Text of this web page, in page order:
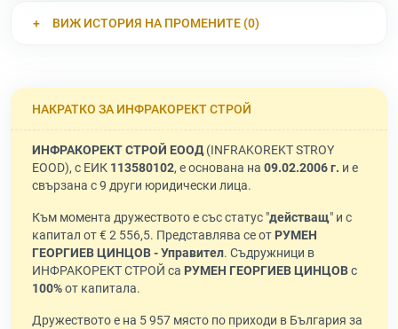
ВИЖ ИСТОРИЯ НА ПРОМЕНИТЕ (0)
НАКРАТКО ЗА ИНФРАКОРЕКТ СТРОЙ
ИНФРАКОРЕКТ СТРОЙ ЕООД(INFRAKOREKT STROY
EOOD), с ЕИК 113580102, е основана на 09.02.2006 г. и е
свързана с 9 други юридически лица.
Към момента дружеството е със статус "действащ" и с
капитал от € 2 556,5. Представлява се от РУМЕН
ГЕОРГИЕВ ЦИНЦОВ - Управител. Съдружници в
ИНФРАКОРЕКТ СТРОЙ са РУМЕН ГЕОРГИЕВ ЦИНЦОВс
100%от капитала.
Дружеството е на 5 957 място по приходи в България за